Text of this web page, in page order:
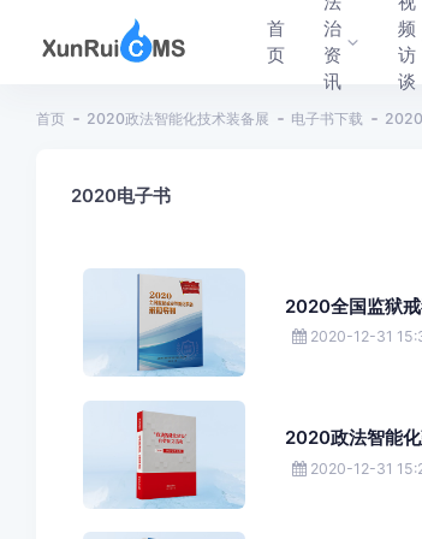
首
页
治
资
讯
频
访
谈
首页 2020政法智能化技术装备展 电子书下载
2020电子书
2020全国监狱
2020-12-31
2020政法智能
2020-12-31